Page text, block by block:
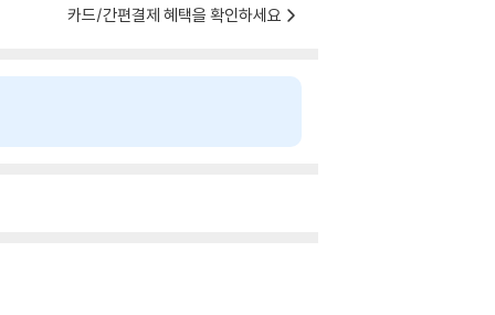
카드/간편결제 혜택을 확인하세요